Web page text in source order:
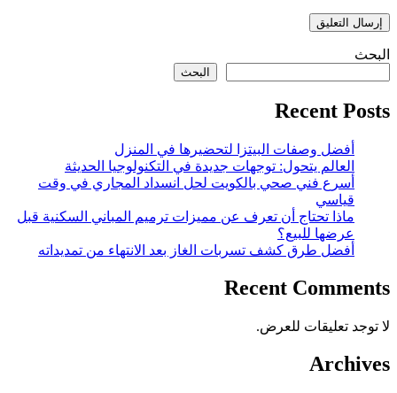
البحث
البحث
Recent Posts
أفضل وصفات البيتزا لتحضيرها في المنزل
العالم يتحول: توجهات جديدة في التكنولوجيا الحديثة
أسرع فني صحي بالكويت لحل انسداد المجاري في وقت
قياسي
ماذا تحتاج أن تعرف عن مميزات ترميم المباني السكنية قبل
عرضها للبيع؟
أفضل طرق كشف تسربات الغاز بعد الانتهاء من تمديداته
Recent Comments
لا توجد تعليقات للعرض.
Archives